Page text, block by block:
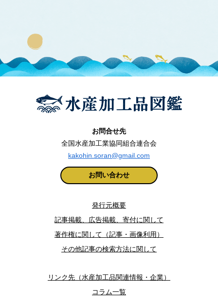
お問合せ先
全国水産加工業協同組合連合会
kakohin.soran@gmail.com
お問い合わせ
発行元概要
記事掲載、広告掲載、寄付に関して
著作権に関して（記事・画像利用）
その他記事の検索方法に関して
リンク先（水産加工品関連情報・企業）
コラム一覧